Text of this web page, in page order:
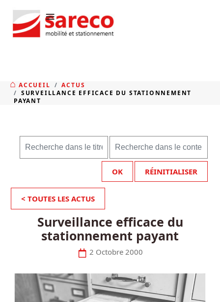
≡
ACCUEIL
ACTUS
SURVEILLANCE EFFICACE DU STATIONNEMENT
PAYANT
OK RÉINITIALISER
< TOUTES LES ACTUS
Surveillance efficace du
stationnement payant
2 Octobre 2000